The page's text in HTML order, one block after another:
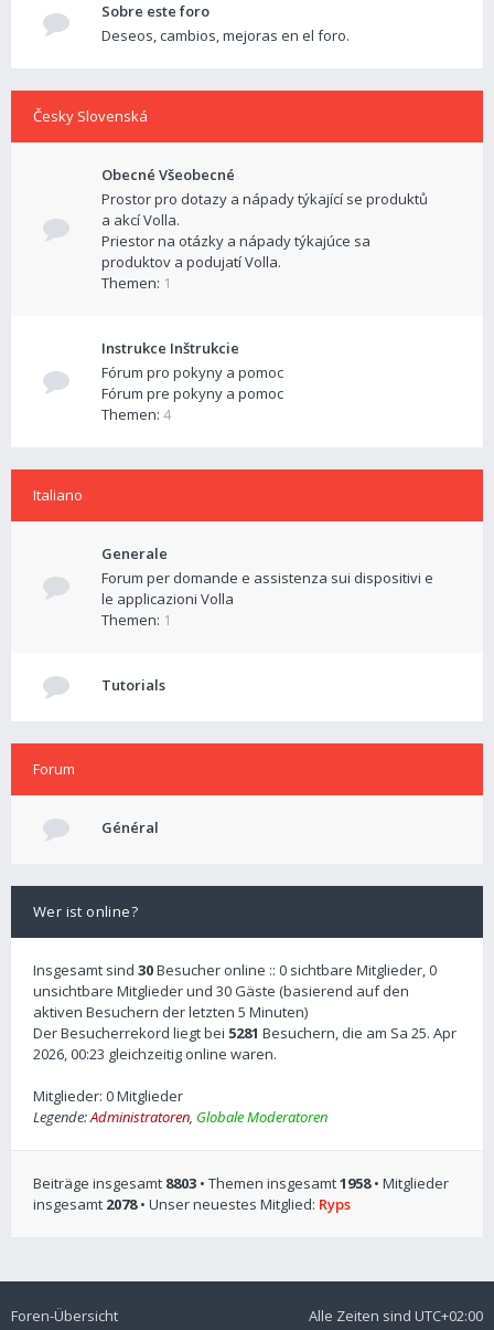
Sobre este foro
Deseos, cambios, mejoras en el foro.
Česky Slovenská
Obecné Všeobecné
Prostor pro dotazy a nápady týkající se produktů
a akcí Volla.
Priestor na otázky a nápady týkajúce sa
produktov a podujatí Volla.
Themen: 1
Instrukce Inštrukcie
Fórum pro pokyny a pomoc
Fórum pre pokyny a pomoc
Themen: 4
Italiano
Generale
Forum per domande e assistenza sui dispositivi e
le applicazioni Volla
Themen: 1
Tutorials
Forum
Général
Wer ist online?
Insgesamt sind 30Besucher online :: 0 sichtbare Mitglieder, 0
unsichtbare Mitglieder und 30 Gäste (basierend auf den
aktiven Besuchern der letzten 5 Minuten)
Der Besucherrekord liegt bei 5281 Besuchern, die am Sa 25. Apr
2026, 00:23 gleichzeitig online waren.
Mitglieder: 0 Mitglieder
Legende:Administratoren, Globale Moderatoren
Beiträge insgesamt 8803 • Themen insgesamt1958• Mitglieder
insgesamt 2078• Unser neuestes Mitglied: Ryps
Foren-Übersicht Alle Zeiten sind UTC+02:00